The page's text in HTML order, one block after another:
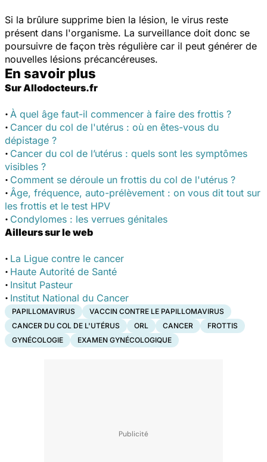
Si la brûlure supprime bien la lésion, le virus reste
présent dans l'organisme. La surveillance doit donc se
poursuivre de façon très régulière car il peut générer de
nouvelles lésions précancéreuses.
En savoir plus
Sur Allodocteurs.fr
· À quel âge faut-il commencer à faire des frottis ?
· Cancer du col de l'utérus : où en êtes-vous du
dépistage ?
· Cancer du col de l’utérus : quels sont les symptômes
visibles ?
· Comment se déroule un frottis du col de l'utérus ?
· Âge, fréquence, auto-prélèvement : on vous dit tout sur
les frottis et le test HPV
· Condylomes : les verrues génitales
Ailleurs sur le web
· La Ligue contre le cancer
· Haute Autorité de Santé
· Insitut Pasteur
· Institut National du Cancer
PAPILLOMAVIRUS
VACCIN CONTRE LE PAPILLOMAVIRUS
CANCER DU COL DE L'UTÉRUS
ORL CANCER
FROTTIS
GYNÉCOLOGIE
EXAMEN GYNÉCOLOGIQUE